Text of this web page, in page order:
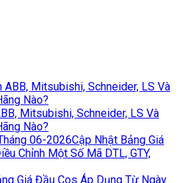
Mitsubishi, Schneider, LS Và
Nào?
Cập Nhật Bảng Giá
Chỉnh Một Số Mã DTL, GTY,